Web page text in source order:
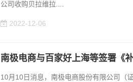
公司收购贝拉维拉....
2022-12-06
南极电商与百家好上海等签署《
10月10日消息，南极电商股份有限公司（